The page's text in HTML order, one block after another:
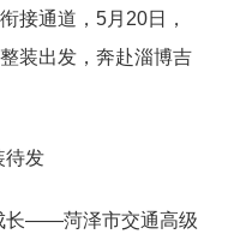
接通道，5月20日，
装出发，奔赴淄博吉
待发